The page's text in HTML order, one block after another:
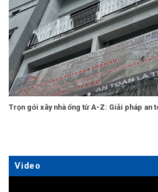
Trọn gói xây nhà ống từ A-Z: Giải pháp an
Video